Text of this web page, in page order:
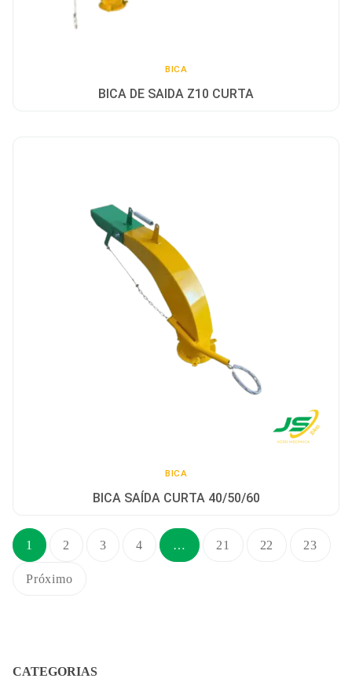
BICA
BICA DE SAIDA Z10 CURTA
BICA
BICA SAÍDA CURTA 40/50/60
Posts
pagination
1 2 3 4 … 21 22 23
Próximo
CATEGORIAS